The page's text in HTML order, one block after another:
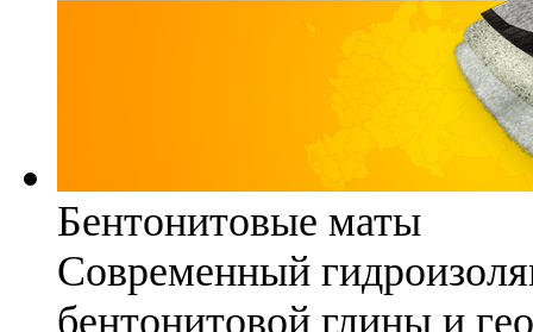
Бентонитовые маты
Современный
бентонитовой глины и